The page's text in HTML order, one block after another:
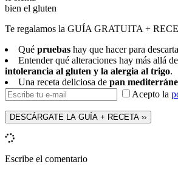
bien el gluten
Te regalamos la GUÍA GRATUITA +
Qué pruebas hay que hacer para
Entender qué alteraciones hay más allá
intolerancia al gluten y la alergia al trigo.
Una receta deliciosa de pan
Acepto la
Escribe el comentario